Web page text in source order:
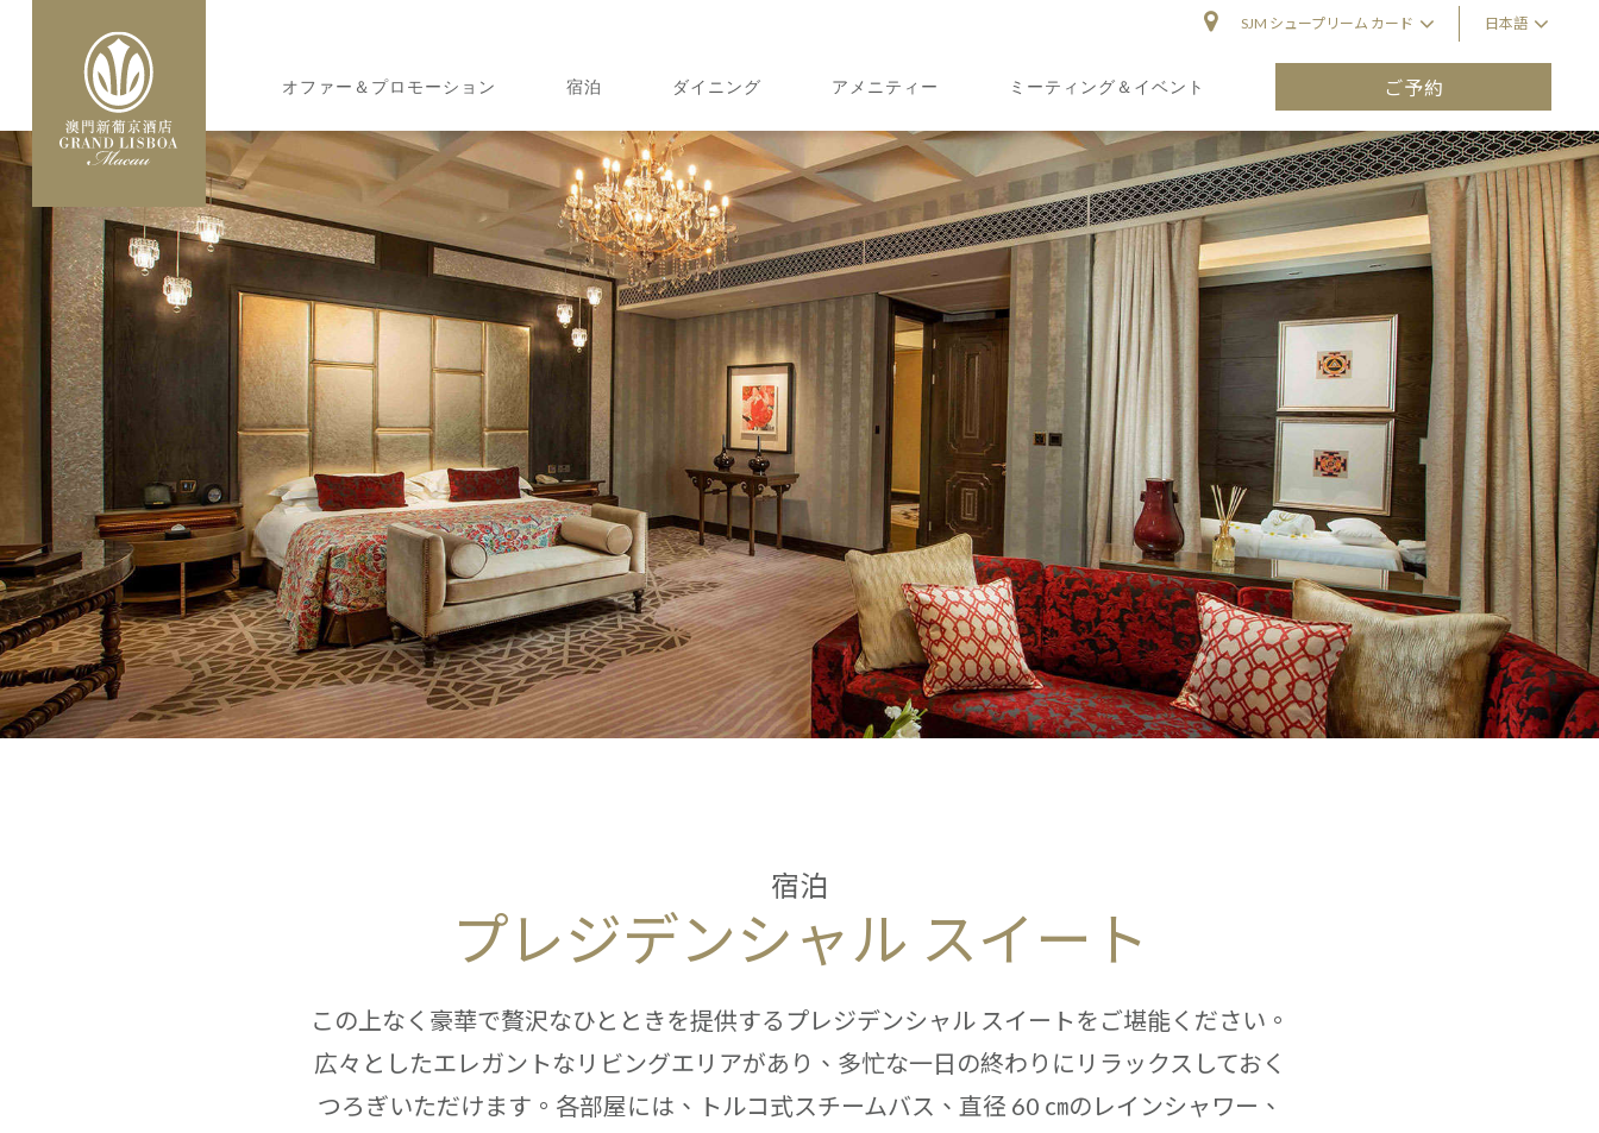
ン
テ
に
SJM シュープリーム カード 日本語
NAVIGATION
オファー＆プロモーション 宿泊 ダイニング アメニティー ミーティング＆イベント ご予約
宿泊
プレジデンシャル スイート
この上なく豪華で贅沢なひとときを提供するプレジデンシャル スイートをご堪能ください。
広々としたエレガントなリビングエリアがあり、多忙な一日の終わりにリラックスしておく
つろぎいただけます。各部屋には、トルコ式スチームバス、直径 60 ㎝のレインシャワー、